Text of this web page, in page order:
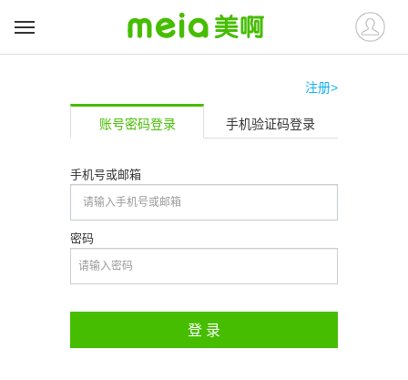
注册>
账号密码登录 手机验证码登录
手机号或邮箱
密码
登 录